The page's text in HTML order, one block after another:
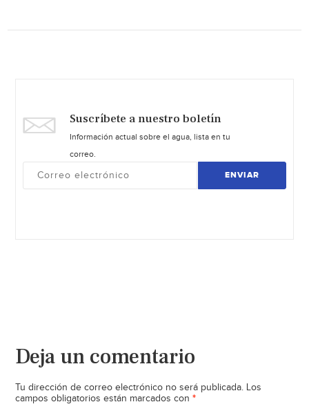
Suscríbete a nuestro boletín
Información actual sobre el agua, lista en tu
correo.
ENVIAR
Deja un comentario
Tu dirección de correo electrónico no será publicada. Los
campos obligatorios están marcados con *